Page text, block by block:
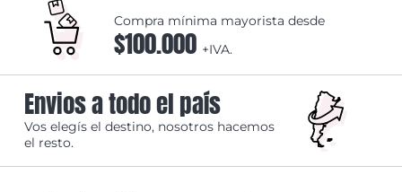
Compra mínima mayorista desde
$100.000 +IVA.
Envios a todo el país
Vos elegís el destino, nosotros hacemos
el resto.